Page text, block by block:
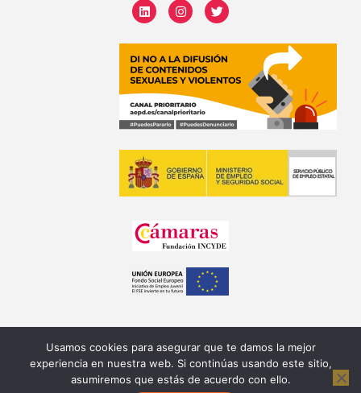
Usamos cookies para asegurar que te damos la mejor
experiencia en nuestra web. Si continúas usando este sitio,
asumiremos que estás de acuerdo con ello.